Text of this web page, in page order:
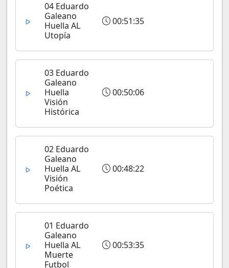
04 Eduardo
Galeano
Huella AL
Utopía
00:51:35
03 Eduardo
Galeano
Huella
Visión
Histórica
00:50:06
02 Eduardo
Galeano
Huella AL
Visión
Poética
00:48:22
01 Eduardo
Galeano
Huella AL
Muerte
Futbol
00:53:35